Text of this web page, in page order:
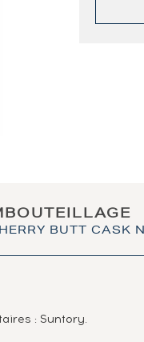
BUTT
: Suntory.